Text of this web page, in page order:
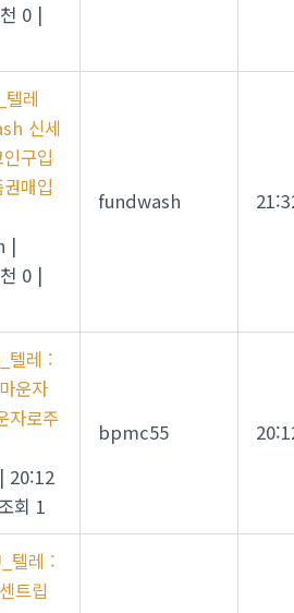
0 |
레
신세
구입
매입
|
0 |
fundwash
텔레 :
운자
자로주
| 20:12
회 1
bpmc55
텔레 :
트립